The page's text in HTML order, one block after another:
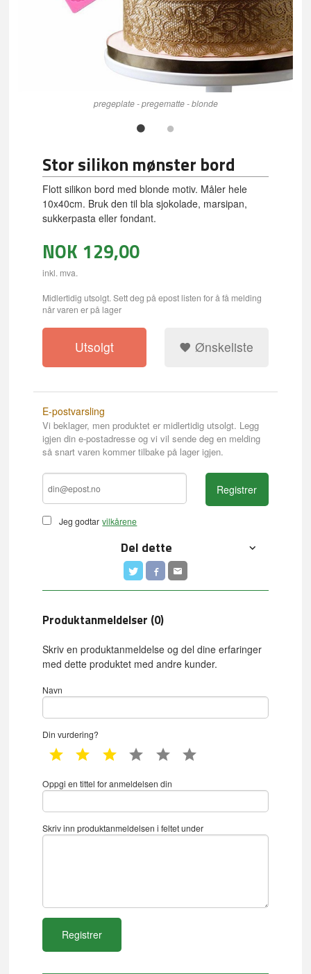
pregeplate - pregematte - blonde
Stor silikon mønster bord
Flott silikon bord med blonde motiv. Måler hele
10x40cm. Bruk den til bla sjokolade, marsipan,
sukkerpasta eller fondant.
NOK 129,00
inkl. mva.
Midlertidig utsolgt. Sett deg på epost listen for å få melding
når varen er på lager
Utsolgt Ønskeliste
E-postvarsling
Vi beklager, men produktet er midlertidig utsolgt. Legg
igjen din e-postadresse og vi vil sende deg en melding
så snart varen kommer tilbake på lager igjen.
Jeg godtar vilkårene
Registrer
Del dette
Produktanmeldelser (0)
Skriv en produktanmeldelse og del dine erfaringer
med dette produktet med andre kunder.
Navn
Din vurdering?
1 star 2 star 3 star 4 star 5 star
Oppgi en tittel for anmeldelsen din
Skriv inn produktanmeldelsen i feltet under